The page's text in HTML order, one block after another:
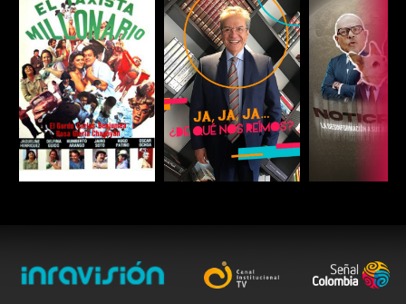
ESCUCHAR ESCUCHAR